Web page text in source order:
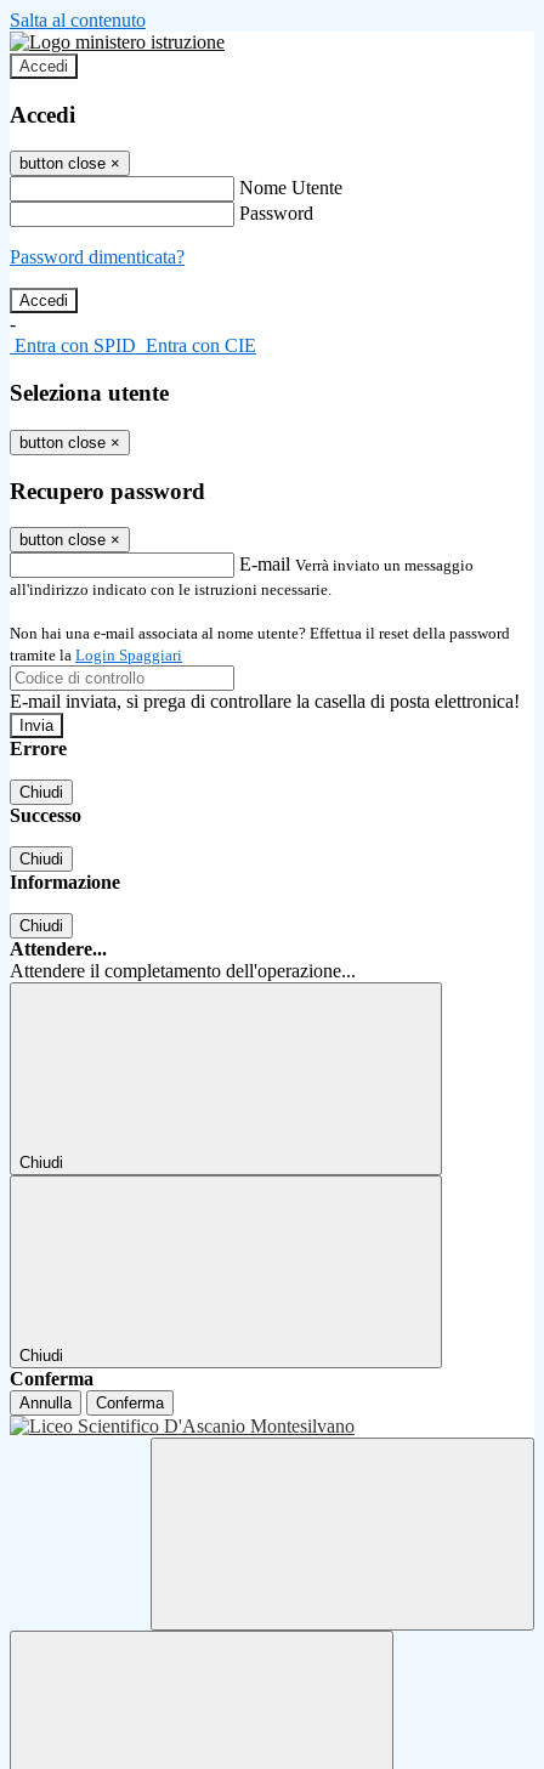
Salta al contenuto
Accedi
Accedi
button close ×
Nome Utente
Password
Password dimenticata?
-
Entra con SPID Entra con CIE
Seleziona utente
button close ×
Recupero password
button close ×
E-mail Verrà inviato un messaggio
all'indirizzo indicato con le istruzioni necessarie.
Non hai una e-mail associata al nome utente? Effettua il reset della password
tramite la Login Spaggiari
E-mail inviata, si prega di controllare la casella di posta elettronica!
Errore
Chiudi
Successo
Chiudi
Informazione
Chiudi
Attendere...
Attendere il completamento dell'operazione...
Chiudi
Chiudi
Conferma
Annulla Conferma